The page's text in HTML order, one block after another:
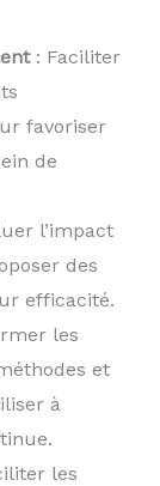
: Faciliter
favoriser
de
l’impact
des
efficacité.
les
et
à
les